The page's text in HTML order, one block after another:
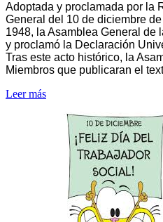
Adoptada y proclamada por la
General del 10 de diciembre
1948, la Asamblea General de
y proclamó la Declaración
Tras este acto histórico, la
Miembros que publicaran el
Leer más